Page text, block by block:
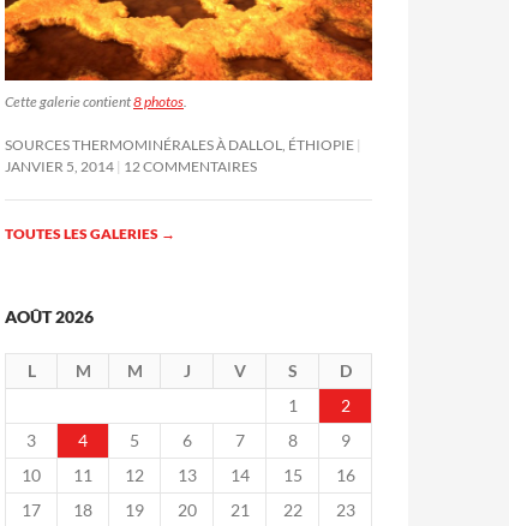
Cette galerie contient8 photos
SOURCES THERMOMINÉRALES À DALLOL, ÉTHIOPIE
JANVIER 5, 2014 12 COMMENTAIRES
TOUTES LES GALERIES →
AOÛT 2026
L M M J V S
D
1
2
3
4 5 6 7 8
9
10
11 12 13 14 15
16
17
18 19 20 21 22
23